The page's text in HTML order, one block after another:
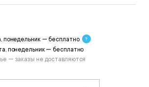
понедельник — бесплатно
понедельник — бесплатно
— заказы не доставляются